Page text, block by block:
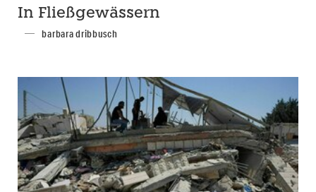
In Fließgewässern
barbara dribbusch